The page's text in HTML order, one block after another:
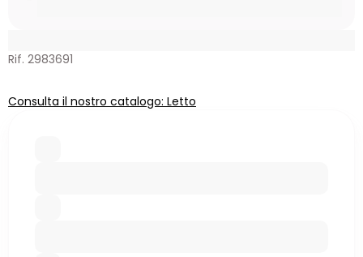
Rif. 2983691
Consulta il nostro catalogo: Letto